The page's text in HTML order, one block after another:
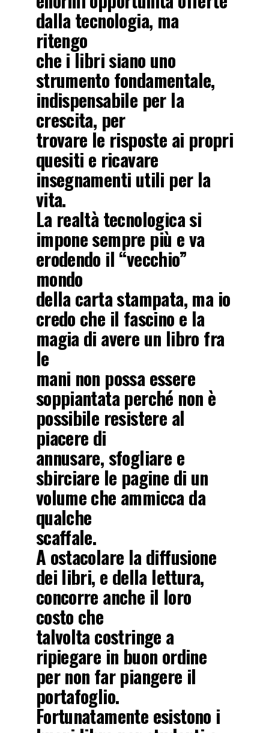
dalla tecnologia, ma
ritengo
che i libri siano uno
strumento fondamentale,
indispensabile per la
crescita, per
trovare le risposte ai propri
quesiti e ricavare
insegnamenti utili per la
vita.
La realtà tecnologica si
impone sempre più e va
erodendo il “vecchio”
mondo
della carta stampata, ma io
credo che il fascino e la
magia di avere un libro fra
le
mani non possa essere
soppiantata perché non è
possibile resistere al
piacere di
annusare, sfogliare e
sbirciare le pagine di un
volume che ammicca da
qualche
scaffale.
A ostacolare la diffusione
dei libri, e della lettura,
concorre anche il loro
costo che
talvolta costringe a
ripiegare in buon ordine
per non far piangere il
portafoglio.
Fortunatamente esistono i